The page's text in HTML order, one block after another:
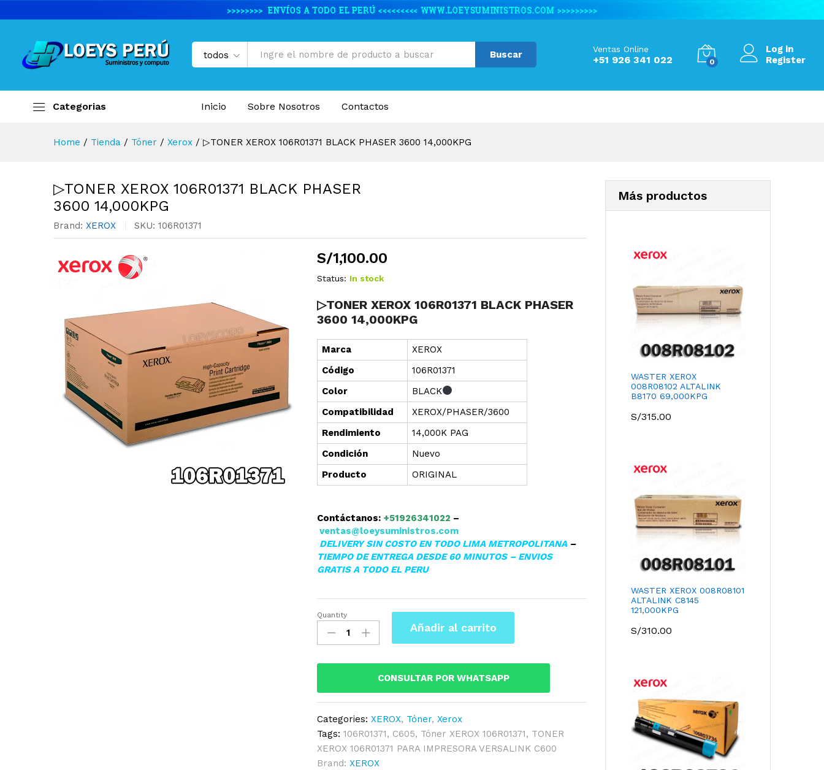
todos Buscar
Ventas Online
+51 926 341 022 0
Log in
Register
Categorias Inicio Sobre Nosotros Contactos
Home / Tienda / Tóner / Xerox / ▷TONER XEROX 106R01371 BLACK PHASER 3600 14,000KPG
▷TONER XEROX 106R01371 BLACK PHASER
3600 14,000KPG
Brand: XEROX SKU: 106R01371
S/1,100.00
Status: In stock
▷TONER XEROX 106R01371 BLACK PHASER
3600 14,000KPG
Marca
XEROX
Código
106R01371
Color
BLACK
Compatibilidad
XEROX/PHASER/3600
Rendimiento
14,000K PAG
Condición
Nuevo
Producto
ORIGINAL
Contáctanos: +51926341022 –
ventas@loeysuministros.com
DELIVERY SIN COSTO EN TODO LIMA METROPOLITANA –
TIEMPO DE ENTREGA DESDE 60 MINUTOS – ENVIOS
GRATIS A TODO EL PERU
▷TONER
XEROX
106R01371
BLACK
3600
quantity
Quantity
Añadir al carrito
CONSULTAR POR WHATSAPP
Categories:XEROX, Tóner,Xerox
Tags:106R01371, C605, Tóner XEROX 106R01371, TONER
XEROX 106R01371 PARA IMPRESORA VERSALINK C600
Brand:XEROX
Más productos
WASTER XEROX
008R08102 ALTALINK
B8170 69,000KPG
S/315.00
WASTER XEROX 008R08101
ALTALINK C8145
121,000KPG
S/310.00
Descripción del producto Especificaciones Valoraciones (0)